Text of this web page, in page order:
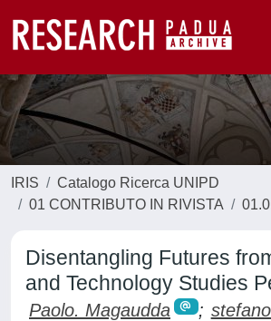
IRIS
Catalogo Ricerca UNIPD
01 CONTRIBUTO IN RIVISTA
Disentangling Futures
and Technology Studies
Paolo. Magaudda ;